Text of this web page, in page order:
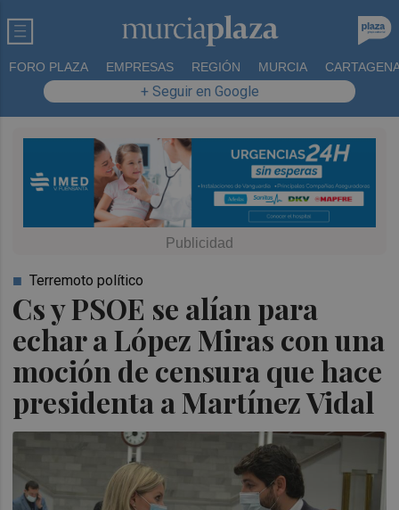
FORO PLAZA EMPRESAS REGIÓN MURCIA
+ Seguir en Google
Cs y PSOE se alían para
echar a López Miras con una
moción de censura que hace
presidenta a Martínez Vidal
Terremoto político